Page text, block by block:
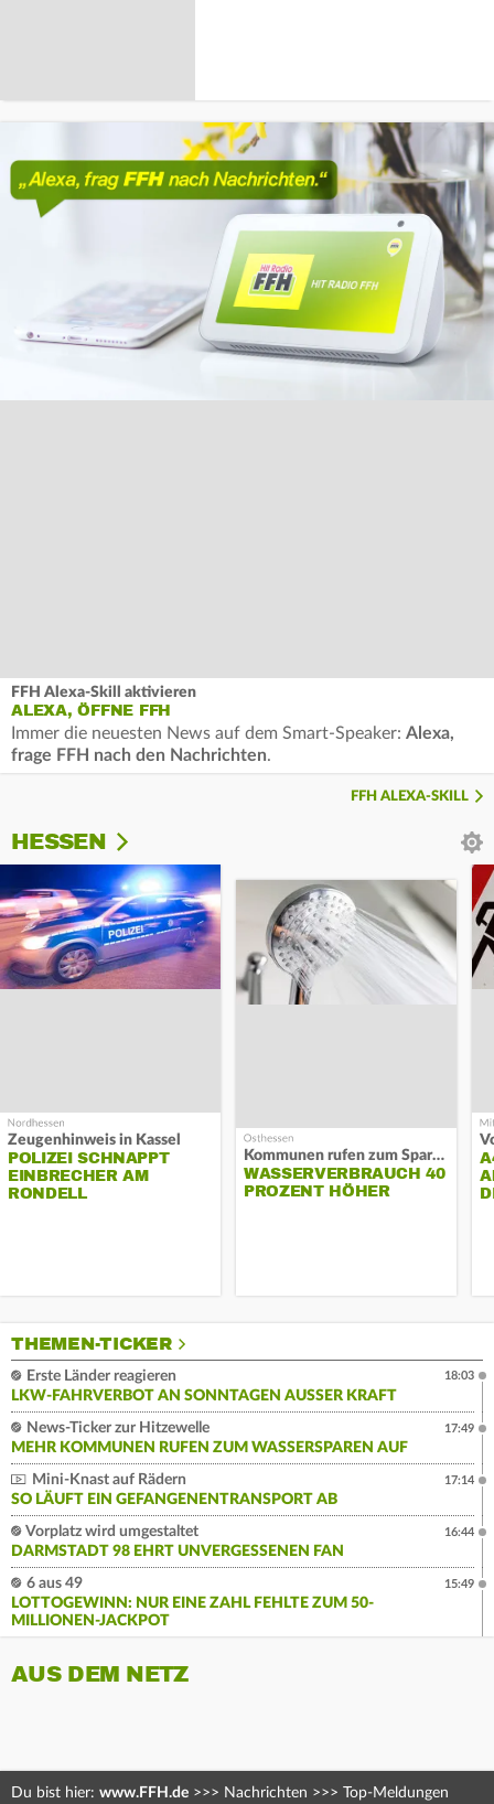
FFH Alexa-Skill aktivieren
ALEXA, ÖFFNE FFH
Immer die neuesten News auf dem Smart-Speaker: Alexa,
frage FFH nach den Nachrichten.
FFH ALEXA-SKILL
HESSEN
Zeugenhinweis in Kassel
POLIZEI SCHNAPPT
EINBRECHER AM
RONDELL
Kommunen rufen zum Sparen auf
WASSERVERBRAUCH 40
PROZENT HÖHER
THEMEN-TICKER
Erste Länder reagieren
LKW-FAHRVERBOT AN SONNTAGEN AUSSER KRAFT
18:03
News-Ticker zur Hitzewelle
MEHR KOMMUNEN RUFEN ZUM WASSERSPAREN AUF
17:49
Mini-Knast auf Rädern
SO LÄUFT EIN GEFANGENENTRANSPORT AB
17:14
Vorplatz wird umgestaltet
DARMSTADT 98 EHRT UNVERGESSENEN FAN
16:44
6 aus 49
LOTTOGEWINN: NUR EINE ZAHL FEHLTE ZUM 50-
MILLIONEN-JACKPOT
15:49
AUS DEM NETZ
Du bist hier: www.FFH.de >>> Nachrichten >>> Top-Meldungen